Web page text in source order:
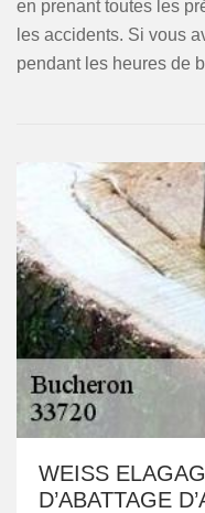
en prenant toutes les
les accidents. Si vous
pendant les heures de
WEISS
D’ABATTAGE